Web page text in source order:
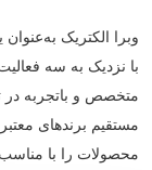
وبرا الکتریک
با نزدیک به سه
متخصص و باتجربه در
مستقیم برندهای
محصولات را با